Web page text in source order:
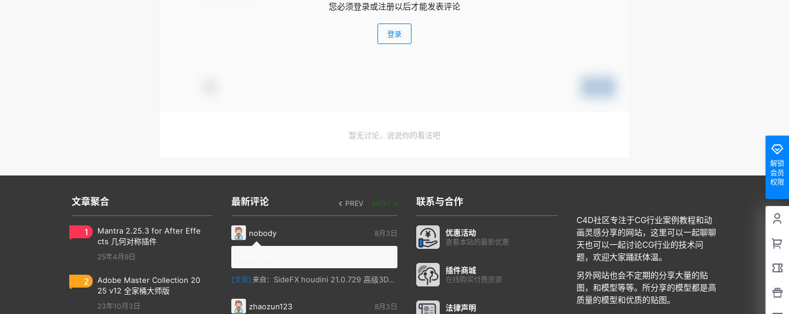
您必须登录或注册以后才能发表评论
登录
暂无讨论，说说你的看法吧
解锁
会员
权限
文章聚合
1
Mantra 2.25.3 for After Effe
cts 几何对称插件
25年4月9日
2
Adobe Master Collection 20
25 v12 全家桶大师版
23年10月3日
最新评论 PREV NEXT
nobody 8月3日
[文章] 来自： SideFX houdini 21.0.729 高级3D特效软件
zhaozun123 8月3日
联系与合作
优惠活动
查看本站的最新优惠
插件商城
在线购买付费资源
法律声明
C4D社区专注于CG行业案例教程和动
画灵感分享的网站，这里可以一起聊聊
天也可以一起讨论CG行业的技术问
题，欢迎大家踊跃体温。
另外网站也会不定期的分享大量的贴
图，和模型等等。所分享的模型都是高
质量的模型和优质的贴图。